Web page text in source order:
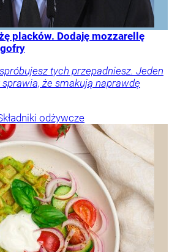
placków. Dodaję mozzarellę
tych przepadniesz. Jeden
sprawia, że smakują naprawdę
odżywcze